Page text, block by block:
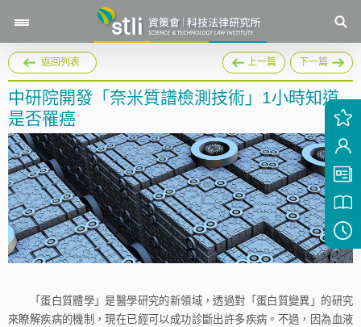
返回列表 上一篇 下一篇
中研院開發「奈米質譜檢測技術」1小時知道
是否罹癌
「蛋白質體學」是醫學研究的新領域，透過對「蛋白質變異」的研究
來瞭解疾病的機制，現在已經可以成功診斷出許多疾病。不過，因為血液